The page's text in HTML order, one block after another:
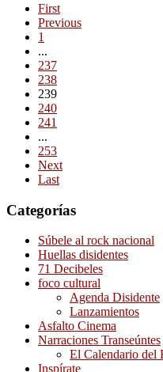
First
Previous
1
...
237
238
239
240
241
...
253
Next
Last
Categorías
Súbele al rock nacional
Huellas disidentes
71 Decibeles
foco cultural
Agenda Disidente
Lanzamientos
Asfalto Cinema
Narraciones Transeúntes
El Calendario del
Inspírate